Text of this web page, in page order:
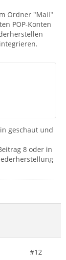
Ordner "Mail"
POP-Konten
geschaut und
8 oder in
#12